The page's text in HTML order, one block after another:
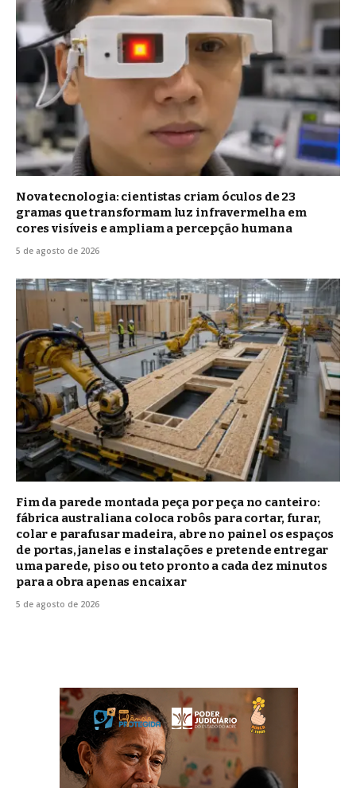
Nova tecnologia: cientistas criam óculos de 23
gramas que transformam luz infravermelha em
cores visíveis e ampliam a percepção humana
5 de agosto de 2026
Fim da parede montada peça por peça no canteiro:
fábrica australiana coloca robôs para cortar, furar,
colar e parafusar madeira, abre no painel os espaços
de portas, janelas e instalações e pretende entregar
uma parede, piso ou teto pronto a cada dez minutos
para a obra apenas encaixar
5 de agosto de 2026